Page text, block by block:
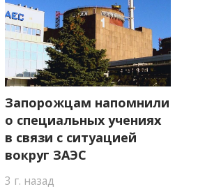
Запорожцам напомнили
о специальных учениях
в связи с ситуацией
вокруг ЗАЭС
3 г. назад